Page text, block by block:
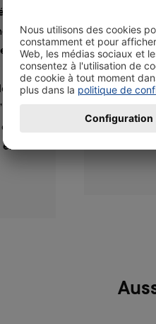
en
en
1,2
Le
en noir,
dans
encadre
types
sont
13x19 et